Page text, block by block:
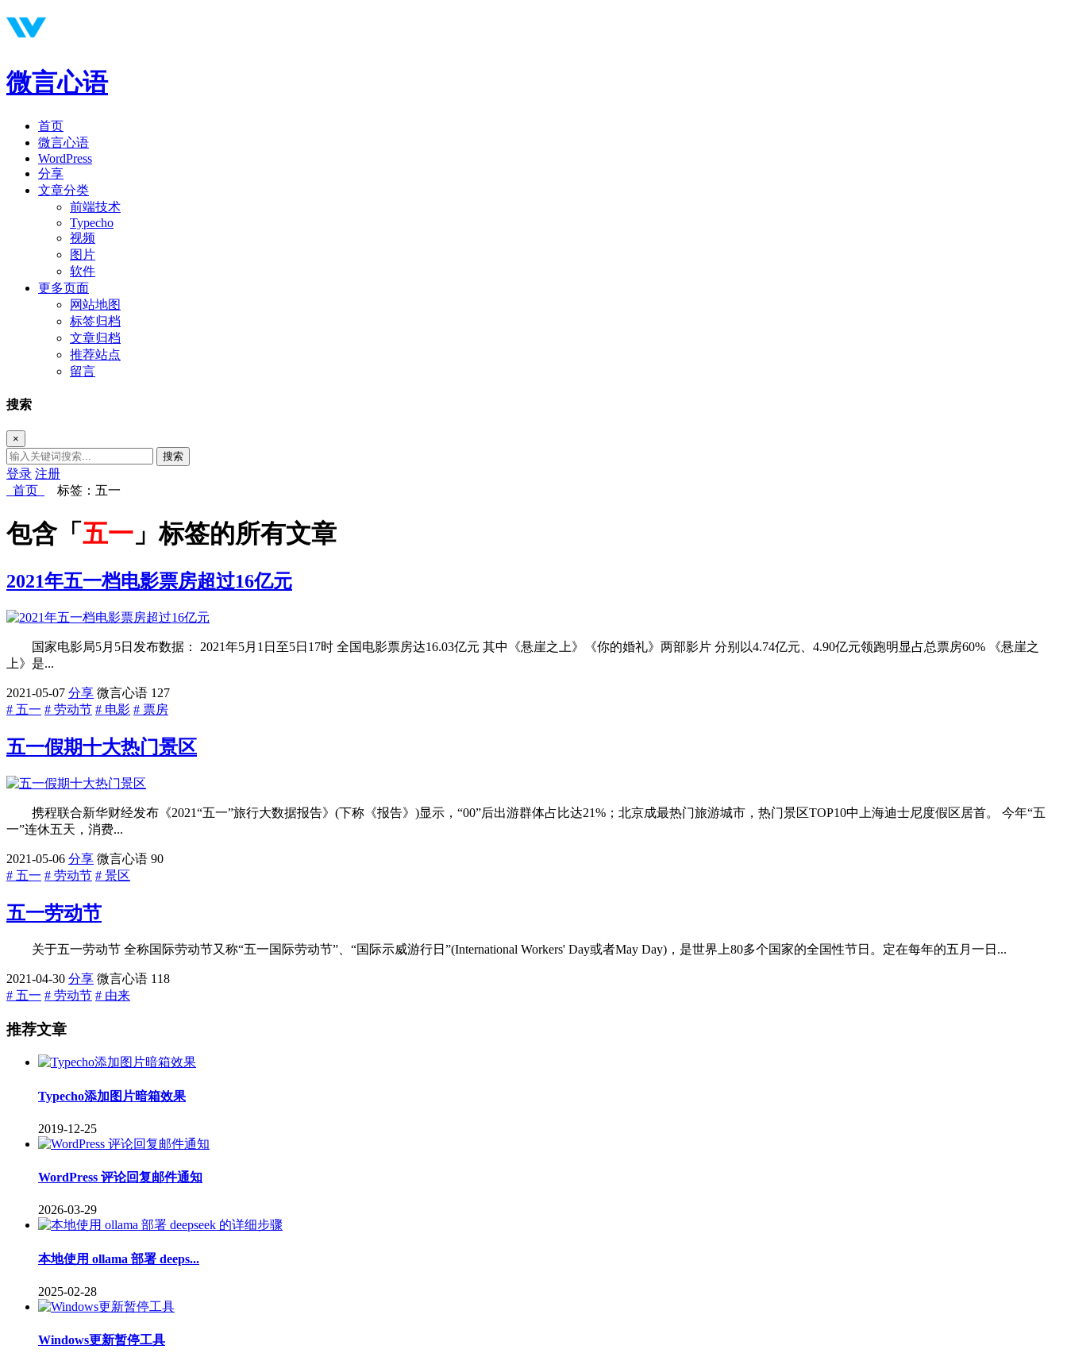
微言心语
首页
微言心语
WordPress
分享
文章分类
前端技术
Typecho
视频
图片
软件
更多页面
网站地图
标签归档
文章归档
推荐站点
留言
搜索
×
搜索
登录 注册
首页
标签：五一
包含「 五一 」标签的所有文章
2021年五一档电影票房超过16亿元
国家电影局5月5日发布数据： 2021年5月1日至5日17时 全国电影票房达16.03亿元 其中《悬崖之上》《你的婚礼》两部影片 分别以4.74亿元、4.90亿元领跑明显占总票房60% 《悬崖之
上》是...
2021-05-07 分享 微言心语 127
# 五一 # 劳动节 # 电影 # 票房
五一假期十大热门景区
携程联合新华财经发布《2021“五一”旅行大数据报告》(下称《报告》)显示，“00”后出游群体占比达21%；北京成最热门旅游城市，热门景区TOP10中上海迪士尼度假区居首。 今年“五
一”连休五天，消费...
2021-05-06 分享 微言心语 90
# 五一 # 劳动节 # 景区
五一劳动节
关于五一劳动节 全称国际劳动节又称“五一国际劳动节”、“国际示威游行日”(International Workers' Day或者May Day)，是世界上80多个国家的全国性节日。定在每年的五月一日...
2021-04-30 分享 微言心语 118
# 五一 # 劳动节 # 由来
推荐文章
Typecho添加图片暗箱效果
2019-12-25
WordPress 评论回复邮件通知
2026-03-29
本地使用 ollama 部署 deeps...
2025-02-28
Windows更新暂停工具